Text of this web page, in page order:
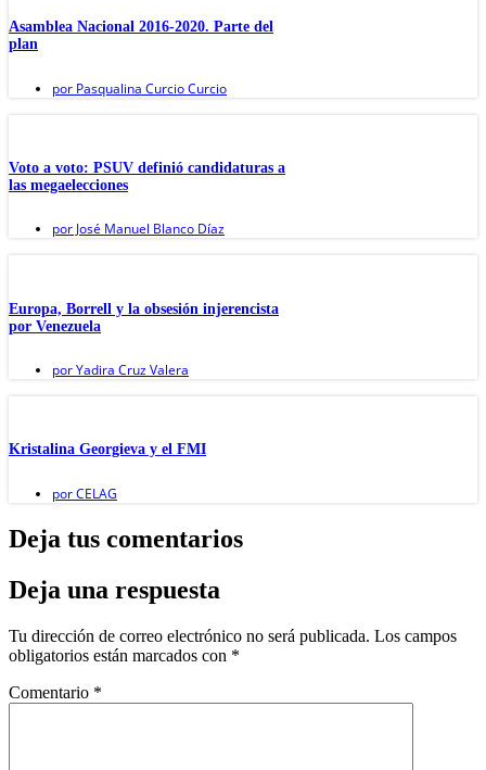
Asamblea Nacional 2016-2020. Parte del
plan
por Pasqualina Curcio Curcio
Voto a voto: PSUV definió candidaturas a
las megaelecciones
por José Manuel Blanco Díaz
Europa, Borrell y la obsesión injerencista
por Venezuela
porYadira Cruz Valera
Kristalina Georgieva y el FMI
porCELAG
Deja tus comentarios
Deja una respuesta
Tu dirección de correo electrónico no será publicada. Los campos
obligatorios están marcados con *
Comentario *